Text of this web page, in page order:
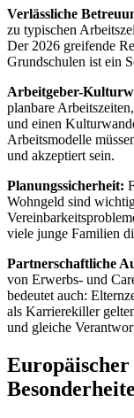
Verlässliche
zu typischen
Der 2026 greifende
Grundschulen ist ein
Arbeitgeber-
planbare
und einen
Arbeitsmodelle
und akzeptiert sein.
Planungssicherheit:
Wohngeld sind
viele junge Familien
Partnerschaftliche
von Erwerbs- und
bedeutet auch:
als Karrierekiller
und gleiche